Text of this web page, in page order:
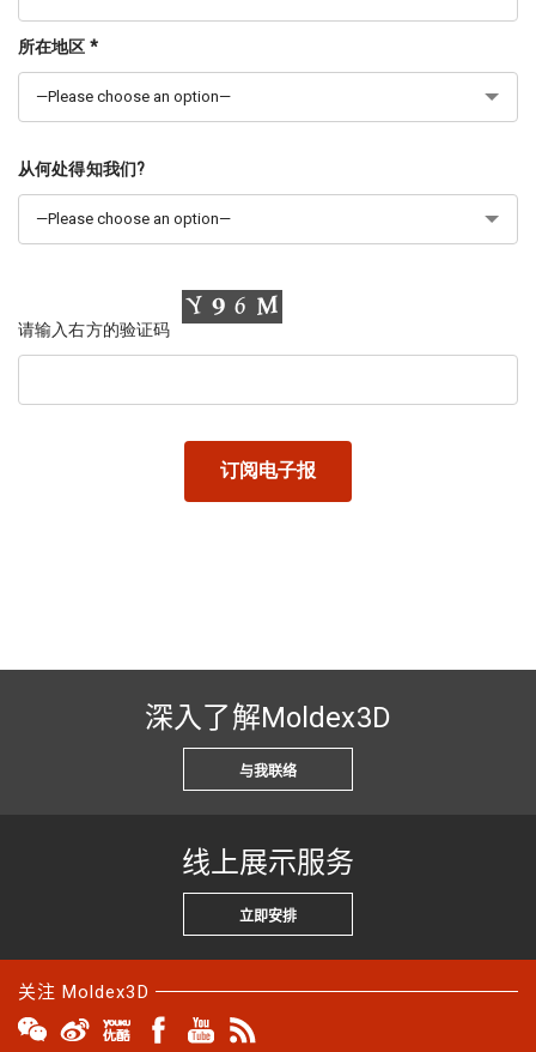
所在地区 *
从何处得知我们?
请输入右方的验证码
深入了解Moldex3D
与我联络
线上展示服务
立即安排
关注 Moldex3D